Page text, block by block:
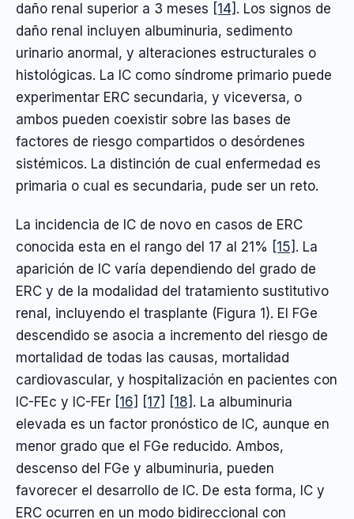
daño renal superior a 3 meses [14] . Los signos de
daño renal incluyen albuminuria, sedimento
urinario anormal, y alteraciones estructurales o
histológicas. La IC como síndrome primario puede
experimentar ERC secundaria, y viceversa, o
ambos pueden coexistir sobre las bases de
factores de riesgo compartidos o desórdenes
sistémicos. La distinción de cual enfermedad es
primaria o cual es secundaria, pude ser un reto.
La incidencia de IC de novo en casos de ERC
conocida esta en el rango del 17 al 21% [15] . La
aparición de IC varía dependiendo del grado de
ERC y de la modalidad del tratamiento sustitutivo
renal, incluyendo el trasplante (Figura 1). El FGe
descendido se asocia a incremento del riesgo de
mortalidad de todas las causas, mortalidad
cardiovascular, y hospitalización en pacientes con
IC-FEc y IC-FEr [16] [17] [18] . La albuminuria
elevada es un factor pronóstico de IC, aunque en
menor grado que el FGe reducido. Ambos,
descenso del FGe y albuminuria, pueden
favorecer el desarrollo de IC. De esta forma, IC y
ERC ocurren en un modo bidireccional con